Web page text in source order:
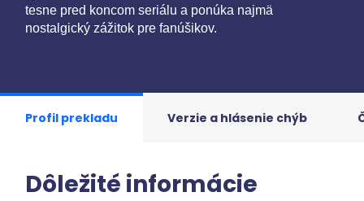
tesne pred koncom seriálu a ponúka najmä
nostalgický zážitok pre fanúšikov.
Profil prekladu Verzie a hlásenie chýb
Dôležité informácie